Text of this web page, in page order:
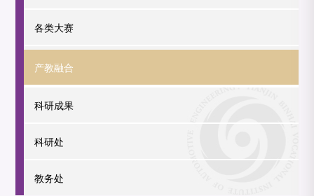
各类大赛
产教融合
科研成果
科研处
教务处